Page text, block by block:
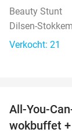
Beauty Stunt
Dilsen-
Verkocht: 21
All-You-
wokbuffet